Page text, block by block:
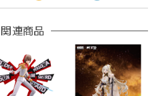
関連商品